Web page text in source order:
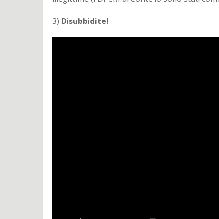
3) Disubbidite!